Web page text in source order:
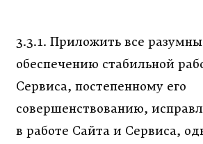
3.3.1. Приложить все
обеспечению стабильной
Сервиса, постепенному его
совершенствованию,
в работе Сайта и Сервиса,